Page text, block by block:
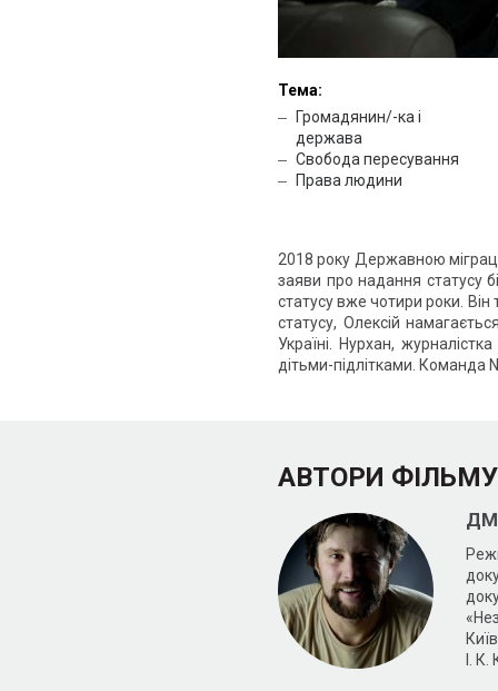
Тема:
Громадянин/-ка і
держава
Свобода пересування
Права людини
2018 року Державною
заяви про надання статусу
статусу вже чотири роки.
статусу, Олексій
Україні. Нурхан,
дітьми-підлітками. Команда
АВТОРИ ФІЛЬМУ
І.